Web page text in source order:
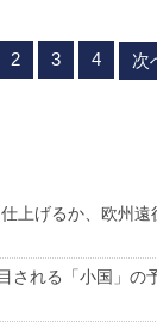
2 3 4 次
上げるか、欧州
される「小国」の